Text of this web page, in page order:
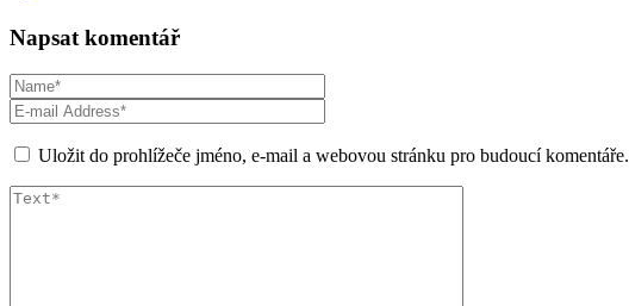
Napsat komentář
Uložit do prohlížeče jméno, e-mail a webovou stránku pro budoucí komentáře.